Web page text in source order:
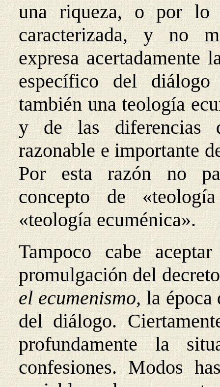
una riqueza, o por lo
caracterizada, y no
expresa acertadamente
específico del diálogo
también una teología
y de las diferencias
razonable e importante
Por esta razón no
concepto de
«teología ecuménica».
Tampoco cabe
promulgación del
el ecumenismo, la época
del diálogo.
profundamente la
confesiones. Modos